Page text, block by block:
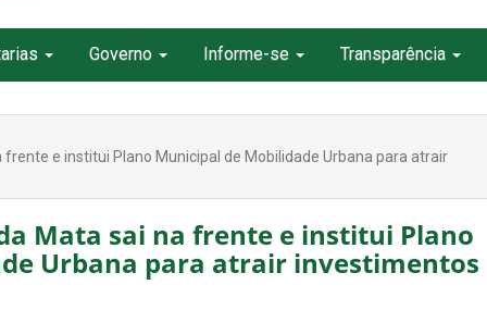
Governo Informe-se Transparência
e institui Plano Municipal de Mobilidade Urbana para atrair
Mata sai na frente e institui Plano
Urbana para atrair investimentos